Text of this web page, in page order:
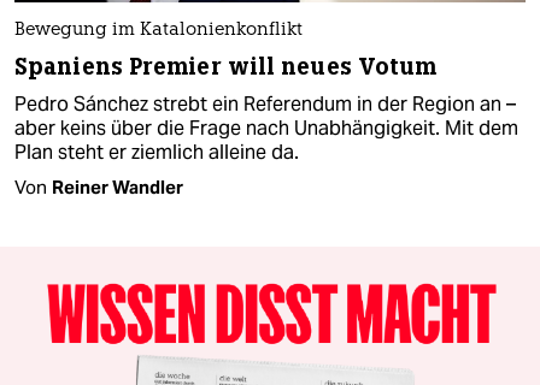
Bewegung im Katalonienkonflikt
Spaniens Premier will neues Votum
Pedro Sánchez strebt ein Referendum in der Region an –
aber keins über die Frage nach Unabhängigkeit. Mit dem
Plan steht er ziemlich alleine da.
Von Reiner Wandler